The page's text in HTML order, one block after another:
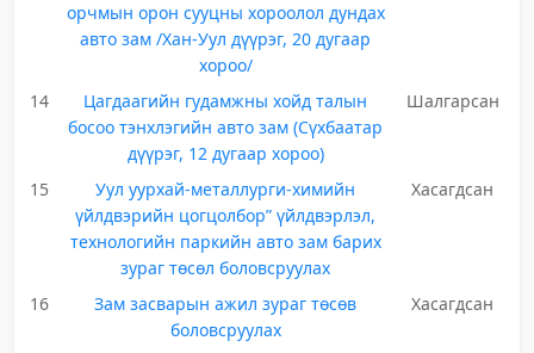
орчмын орон сууцны хороолол дундах
авто зам /Хан-Уул дүүрэг, 20 дугаар
хороо/
14
Цагдаагийн гудамжны хойд талын
босоо тэнхлэгийн авто зам (Сүхбаатар
дүүрэг, 12 дугаар хороо)
Шалгарсан
15
Уул уурхай-металлурги-химийн
үйлдвэрийн цогцолбор” үйлдвэрлэл,
технологийн паркийн авто зам барих
зураг төсөл боловсруулах
Хасагдсан
16
Зам засварын ажил зураг төсөв
боловсруулах
Хасагдсан